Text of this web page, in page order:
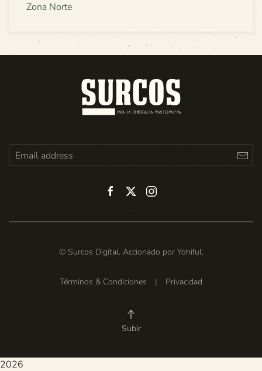
Zona Norte
© Surcos Digital. Accionado por Yohiful.
Términos & Condiciones | Privacidad
Subir
2026